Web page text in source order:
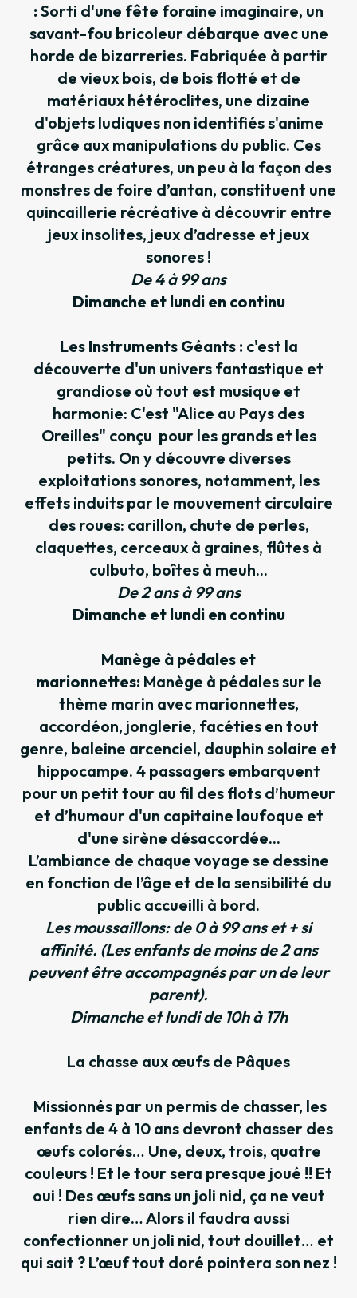
: Sorti d'une fête foraine imaginaire, un
savant-fou bricoleur débarque avec une
horde de bizarreries. Fabriquée à partir
de vieux bois, de bois flotté et de
matériaux hétéroclites, une dizaine
d'objets ludiques non identifiés s'anime
grâce aux manipulations du public. Ces
étranges créatures, un peu à la façon des
monstres de foire d’antan, constituent une
quincaillerie récréative à découvrir entre
jeux insolites, jeux d’adresse et jeux
sonores !
De 4 à 99 ans
Dimanche et lundi en continu
Les Instruments Géants : c'est la
découverte d'un univers fantastique et
grandiose où tout est musique et
harmonie: C'est "Alice au Pays des
Oreilles" conçu pour les grands et les
petits. On y découvre diverses
exploitations sonores, notamment, les
effets induits par le mouvement circulaire
des roues: carillon, chute de perles,
claquettes, cerceaux à graines, flûtes à
culbuto, boîtes à meuh...
De 2 ans à 99 ans
Dimanche et lundi en continu
Manège à pédales et
marionnettes: Manège à pédales sur le
thème marin avec marionnettes,
accordéon, jonglerie, facéties en tout
genre, baleine arcenciel, dauphin solaire et
hippocampe. 4 passagers embarquent
pour un petit tour au fil des flots d’humeur
et d’humour d'un capitaine loufoque et
d'une sirène désaccordée...
L’ambiance de chaque voyage se dessine
en fonction de l’âge et de la sensibilité du
public accueilli à bord.
Les moussaillons: de 0 à 99 ans et + si
affinité. (Les enfants de moins de 2 ans
peuvent être accompagnés par un de leur
parent).
Dimanche et lundi de 10h à 17h
La chasse aux œufs de Pâques
Missionnés par un permis de chasser, les
enfants de 4 à 10 ans devront chasser des
œufs colorés… Une, deux, trois, quatre
couleurs ! Et le tour sera presque joué !! Et
oui ! Des œufs sans un joli nid, ça ne veut
rien dire… Alors il faudra aussi
confectionner un joli nid, tout douillet… et
qui sait ? L’œuf tout doré pointera son nez !